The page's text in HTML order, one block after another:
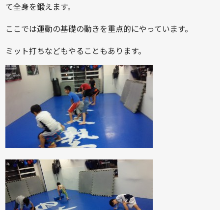
て全身を鍛えます。
ここでは運動の基礎の動きを重点的にやっています。
ミット打ちなどもやることもあります。